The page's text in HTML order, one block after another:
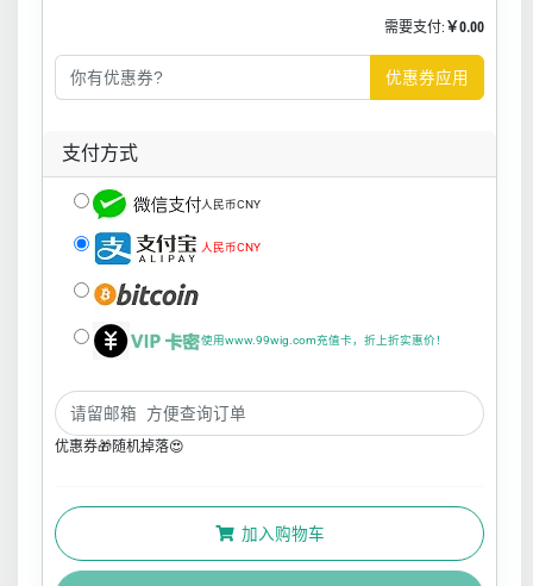
需要支付: ￥0.00
优惠券应用
支付方式
人民币CNY
人民币CNY
使用www.99wig.com充值卡，折上折实惠价！
优惠券🎁随机掉落😍
加入购物车